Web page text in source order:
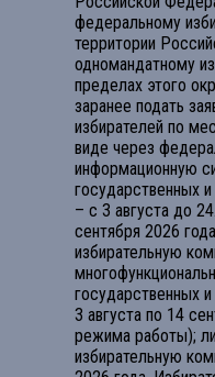
федеральному
территории
одномандатному
пределах этого
заранее подать
избирателей по
виде через
информационную
государственных
– с 3 августа до
сентября 2026
избирательную
государственных
3 августа по 14
режима работы);
избирательную